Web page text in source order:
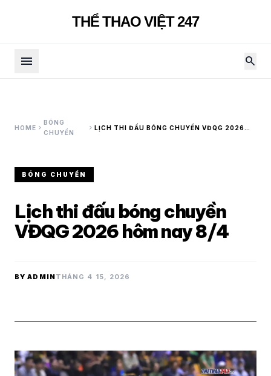
THỂ THAO VIỆT 247
menu search
HOME chevron_right
BÓNG
CHUYỀN
chevron_right LỊCH THI ĐẤU BÓNG CHUYỀN VĐQG 2026
BÓNG CHUYỀN
Lịch thi đấu bóng chuyền
VĐQG 2026 hôm nay 8/4
BY ADMINTHÁNG 4 15, 2026